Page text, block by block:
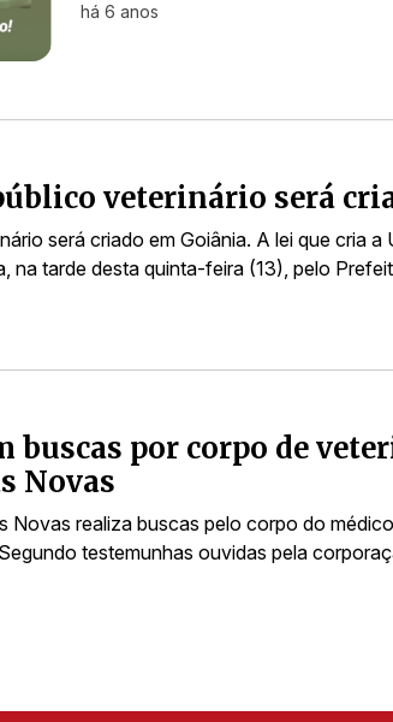
há 6 anos
veterinário será
será criado em Goiânia. A lei que cria
na tarde desta quinta-feira (13), pelo
buscas por corpo de
Novas
Novas realiza buscas pelo corpo do
testemunhas ouvidas pela